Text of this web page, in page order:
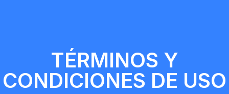
TÉRMINOS Y
CONDICIONES DE USO